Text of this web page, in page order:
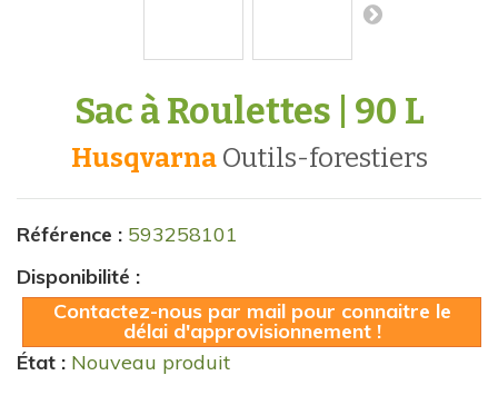
Sac à Roulettes | 90 L
Husqvarna outils-forestiers
Référence : 593258101
Disponibilité :
Contactez-nous par mail pour connaitre le
délai d'approvisionnement !
État : Nouveau produit